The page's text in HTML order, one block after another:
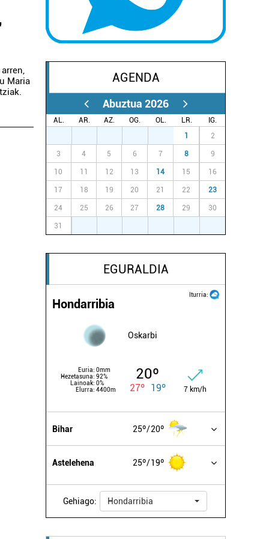
Maria
AGENDA
Abuztua 2026
AL. AR. AZ. OG. OL. LR.
IG.
1 2
3 4 5 6 7 8 9
10 11 12 13 14 15 16
17 18 19 20 21 22 23
24 25 26 27 28 29 30
31
EGURALDIA
Iturria:
Hondarribia
Oskarbi
Euria: 0mm
Hezetasuna: 92%
Lainoak: 0%
Elurra: 4400m
20º
27º 19º 7 km/h
Bihar 25º 20º
Astelehena 25º 19º
Gehiago: Hondarribia